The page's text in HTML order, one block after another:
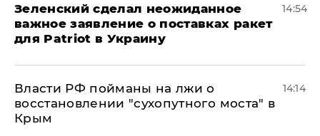
Зеленский сделал неожиданное
важное заявление о поставках ракет
для Patriot в Украину
14:54
Власти РФ пойманы на лжи о
восстановлении "сухопутного моста" в
Крым
14:14